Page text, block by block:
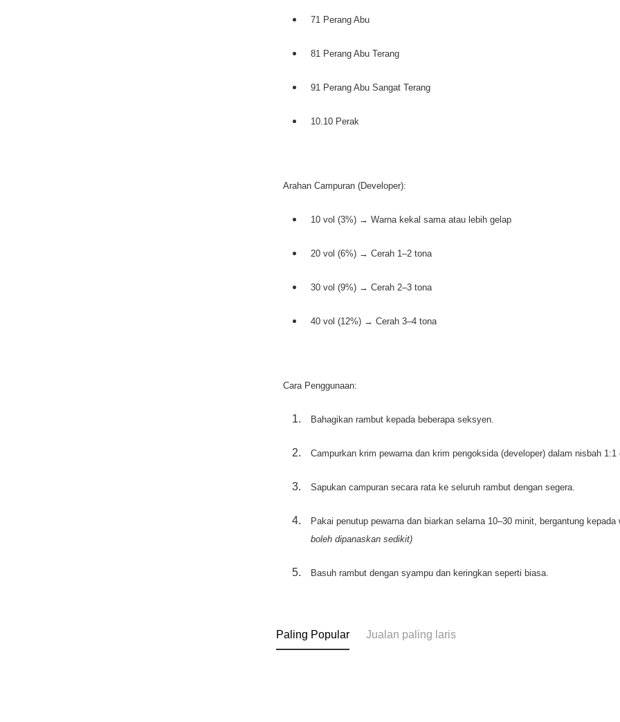
71 Perang Abu
81 Perang Abu Terang
91 Perang Abu Sangat Terang
10.10 Perak
Arahan Campuran (Developer):
10 vol (3%) → Warna kekal sama atau lebih gelap
20 vol (6%) → Cerah 1–2 tona
30 vol (9%) → Cerah 2–3 tona
40 vol (12%) → Cerah 3–4 tona
Cara Penggunaan:
Bahagikan rambut kepada beberapa seksyen.
Campurkan krim pewarna dan krim pengoksida (developer) dalam nisbah
Sapukan campuran secara rata ke seluruh rambut dengan segera.
Pakai penutup pewarna dan biarkan selama 10–30 minit, bergantung
boleh dipanaskan sedikit)
Basuh rambut dengan syampu dan keringkan seperti biasa.
Paling Popular Jualan paling laris